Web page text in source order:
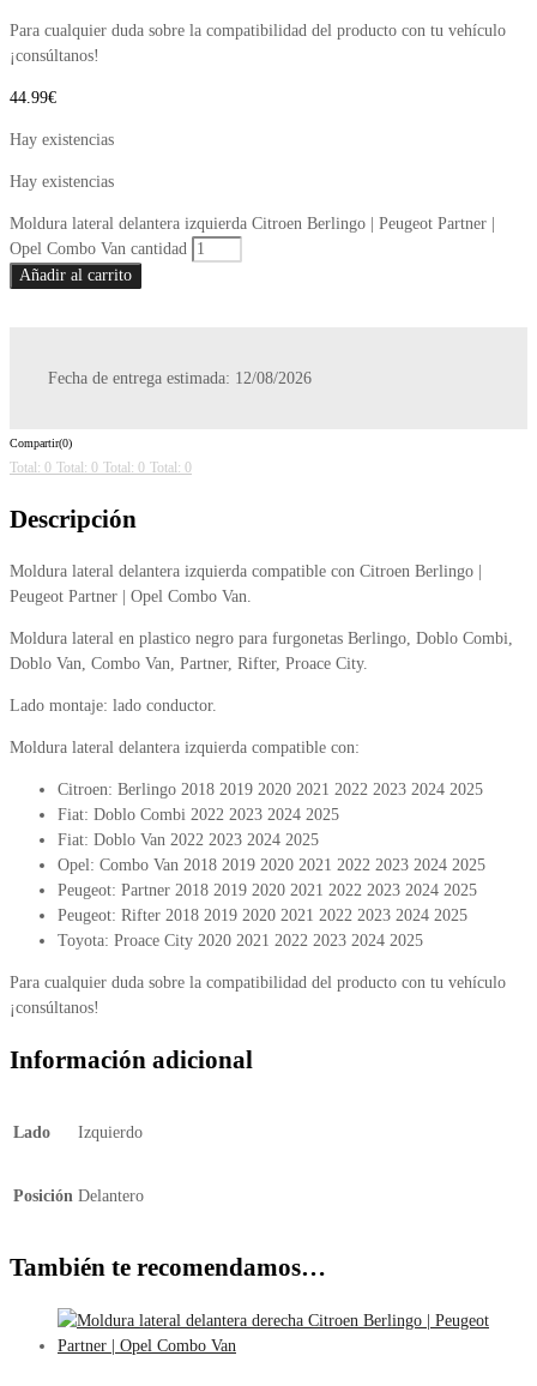
Para cualquier duda sobre la compatibilidad del producto con tu vehículo
¡consúltanos!
44.99€
Hay existencias
Hay existencias
Moldura lateral delantera izquierda Citroen Berlingo | Peugeot Partner |
Opel Combo Van cantidad
Añadir al carrito
Fecha de entrega estimada: 12/08/2026
Compartir(0)
Total: 0 Total: 0 Total: 0 Total: 0
Descripción
Moldura lateral delantera izquierda compatible con Citroen Berlingo |
Peugeot Partner | Opel Combo Van.
Moldura lateral en plastico negro para furgonetas Berlingo, Doblo Combi,
Doblo Van, Combo Van, Partner, Rifter, Proace City.
Lado montaje: lado conductor.
Moldura lateral delantera izquierda compatible con:
Citroen: Berlingo 2018 2019 2020 2021 2022 2023 2024 2025
Fiat: Doblo Combi 2022 2023 2024 2025
Fiat: Doblo Van 2022 2023 2024 2025
Opel: Combo Van 2018 2019 2020 2021 2022 2023 2024 2025
Peugeot: Partner 2018 2019 2020 2021 2022 2023 2024 2025
Peugeot: Rifter 2018 2019 2020 2021 2022 2023 2024 2025
Toyota: Proace City 2020 2021 2022 2023 2024 2025
Para cualquier duda sobre la compatibilidad del producto con tu vehículo
¡consúltanos!
Información adicional
Lado Izquierdo
Posición Delantero
También te recomendamos…